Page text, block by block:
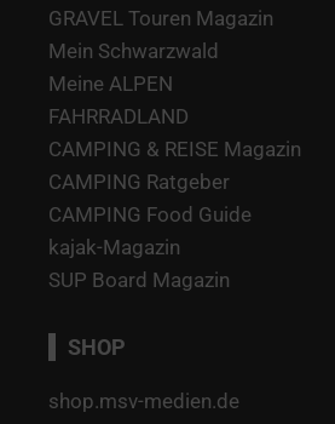
GRAVEL Touren Magazin
Mein Schwarzwald
Meine ALPEN
FAHRRADLAND
CAMPING & REISE Magazin
CAMPING Ratgeber
CAMPING Food Guide
kajak-Magazin
SUP Board Magazin
SHOP
shop.msv-medien.de